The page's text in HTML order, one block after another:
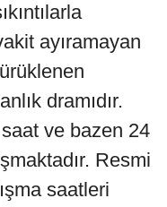
ayıramayan
dramıdır.
ve bazen 24
Resmi
saatleri